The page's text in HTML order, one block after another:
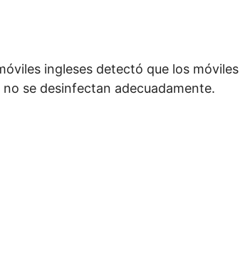
ingleses detectó que los móviles
se desinfectan adecuadamente.